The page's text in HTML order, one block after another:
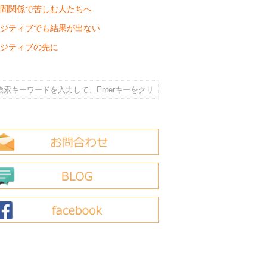
間関係で苦しむ人たちへ
ティブでも結果が出ない
ティブの先に